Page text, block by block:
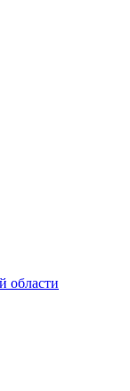
области